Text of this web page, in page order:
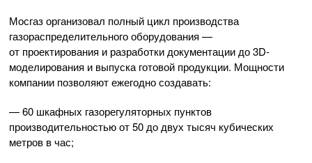
Мосгаз организовал полный цикл производства
газораспределительного оборудования —
от проектирования и разработки документации до 3D-
моделирования и выпуска готовой продукции. Мощности
компании позволяют ежегодно создавать:
— 60 шкафных газорегуляторных пунктов
производительностью от 50 до двух тысяч кубических
метров в час;